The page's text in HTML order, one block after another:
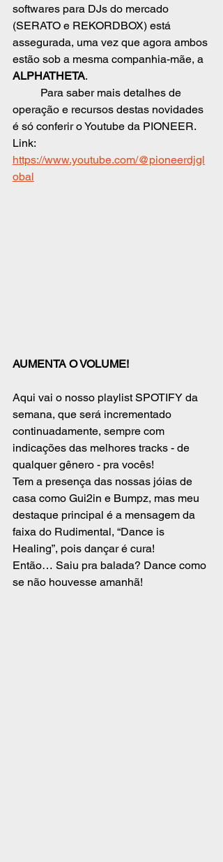
softwares para DJs do mercado
(SERATO e REKORDBOX) está
assegurada, uma vez que agora ambos
estão sob a mesma companhia-mãe, a
ALPHATHETA.
operação e recursos destas novidades
é só conferir o Youtube da PIONEER.
Link:
https://www.youtube.com/@pioneerdjgl
obal
AUMENTA O VOLUME!
Aqui vai o nosso playlist SPOTIFY da
semana, que será incrementado
continuadamente, sempre com
indicações das melhores tracks - de
qualquer gênero - pra vocês!
Tem a presença das nossas jóias de
casa como Gui2in e Bumpz, mas meu
destaque principal é a mensagem da
faixa do Rudimental, “Dance is
Healing”, pois dançar é cura!
Então… Saiu pra balada? Dance como
se não houvesse amanhã!